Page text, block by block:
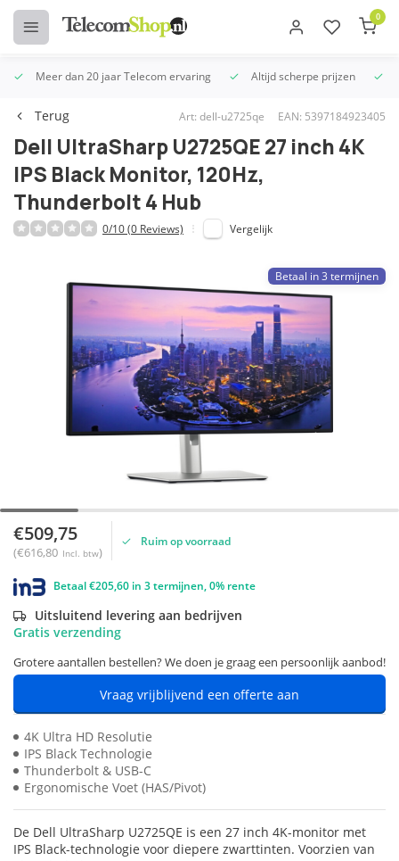
0
Meer dan 20 jaar Telecom ervaring Altijd scherpe prijzen
Terug Art: dell-u2725qe EAN: 5397184923405
Dell UltraSharp U2725QE 27 inch 4K
IPS Black Monitor, 120Hz,
Thunderbolt 4 Hub
0/10 (0 Reviews) Vergelijk
Betaal in 3 termijnen
€509,75
(€616,80 Incl. btw)
Ruim op voorraad
Betaal €205,60 in 3 termijnen, 0% rente
Uitsluitend levering aan bedrijven
Gratis verzending
Grotere aantallen bestellen? We doen je graag een persoonlijk aanbod!
Vraag vrijblijvend een offerte aan
4K Ultra HD Resolutie
IPS Black Technologie
Thunderbolt & USB-C
Ergonomische Voet (HAS/Pivot)
De Dell UltraSharp U2725QE is een 27 inch 4K-monitor met
IPS Black-technologie voor diepere zwarttinten. Voorzien van